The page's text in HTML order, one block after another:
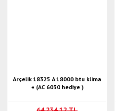
Arçelik 18325 A 18000 btu klima
+ (AC 6030 hediye )